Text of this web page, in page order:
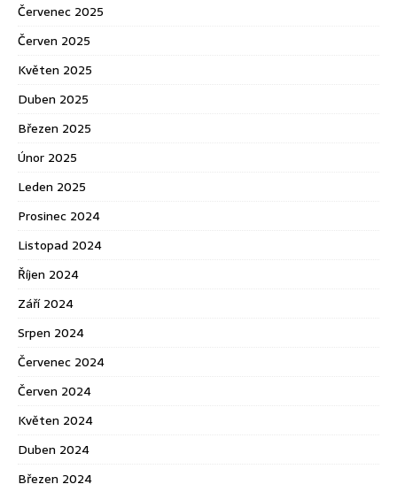
Červenec 2025
Červen 2025
Květen 2025
Duben 2025
Březen 2025
Únor 2025
Leden 2025
Prosinec 2024
Listopad 2024
Říjen 2024
Září 2024
Srpen 2024
Červenec 2024
Červen 2024
Květen 2024
Duben 2024
Březen 2024